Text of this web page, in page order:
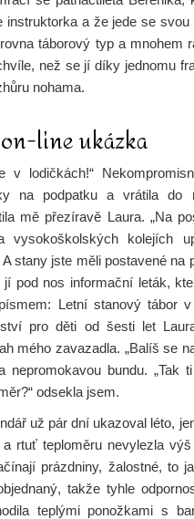
instruktorka a že jede se svou
táborový typ a mnohem
než se jí díky jednomu
nohama.
line ukázka
lodičkách!“
na podpatku a vrátila do
mě přezíravě Laura. „Na
kolejích
stany jste měli postavené na
jí pod nos informační leták,
Letní stanový tábor
pro děti od šesti let
mého zavazadla. „Balíš se
nepromokavou bundu. „Tak
odsekla jsem.
už pár dní ukazoval léto,
rtuť teploměru nevylezla
prázdniny, žalostné, to
takže tyhle
teplými ponožkami s